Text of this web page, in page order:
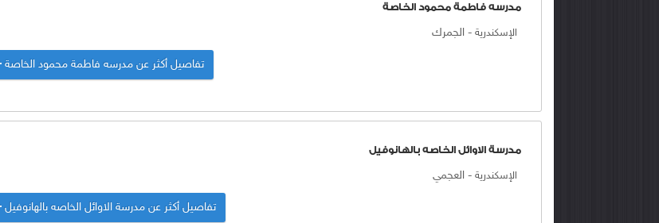
مدرسه فاطمة محمود الخاصة
الإسكندرية - الجمرك
تفاصيل أكثر عن مدرسه فاطمة محمود الخاصة
مدرسة الاوائل الخاصه بالهانوفيل
الإسكندرية - العجمي
تفاصيل أكثر عن مدرسة الاوائل الخاصه بالهانوفيل